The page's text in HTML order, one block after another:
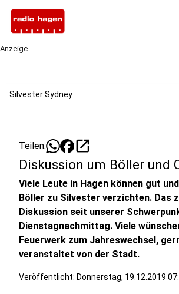
Anzeige
Silvester Sydney
Teilen: open_in_new
Diskussion um Böller und
Viele Leute in Hagen können gut
Böller zu Silvester verzichten. Das
Diskussion seit unserer
Dienstagnachmittag. Viele
Feuerwerk zum Jahreswechsel,
veranstaltet von der Stadt.
Veröffentlicht: Donnerstag, 19.12.2019